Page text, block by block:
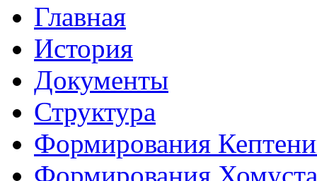
Главная
История
Документы
Структура
Формирования
Формирования